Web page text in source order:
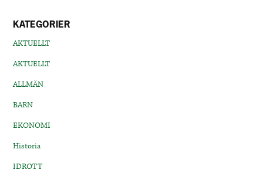
KATEGORIER
AKTUELLT
AKTUELLT
ALLMÄN
BARN
EKONOMI
Historia
IDROTT